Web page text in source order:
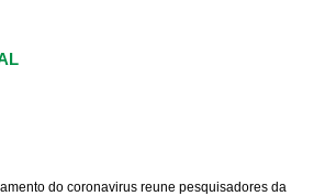
do coronavirus reune pesquisadores da